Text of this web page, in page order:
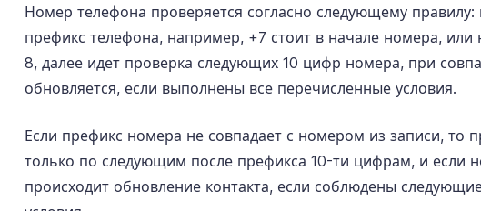
Номер телефона проверяется согласно следующему правилу:
префикс телефона, например, +7 стоит в начале номера, или
8, далее идет проверка следующих 10 цифр номера, при
обновляется, если выполнены все перечисленные условия.
Если префикс номера не совпадает с номером из записи, то
только по следующим после префикса 10-ти цифрам, и если
происходит обновление контакта, если соблюдены